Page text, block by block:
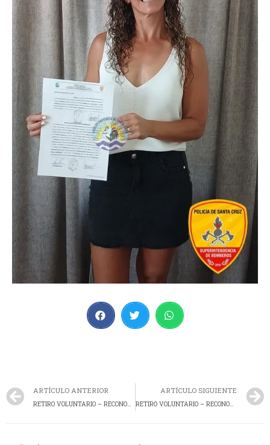
ARTÍCULO ANTERIOR
RETIRO VOLUNTARIO – RECONOCIMIENTO AL SERVICIO
ARTÍCULO SIGUIENTE
RETIRO VOLUNTARIO – RECONOCIMIENTO AL SERVICIO